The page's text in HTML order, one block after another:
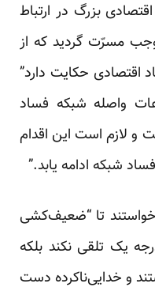
بزرگ در ارتباط
مسرّت گردید که از
اقتصادی حکایت دارد”
واصله شبکه فساد
لازم است این اقدام
شبکه ادامه یابد.”
تا “ضعیف‌کشی
یک تلقی نکند بلکه
و خدایی‌ناکرده دست